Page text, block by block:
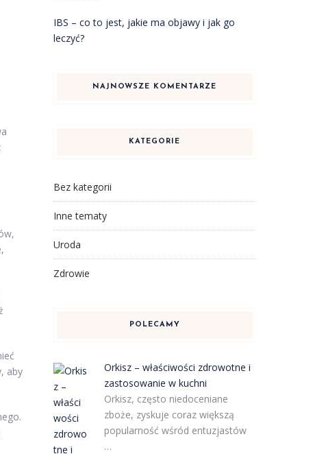
aby
IBS – co to jest, jakie ma objawy i jak go
leczyć?
NAJNOWSZE KOMENTARZE
KATEGORIE
Bez kategorii
Inne tematy
Uroda
Zdrowie
POLECAMY
Orkisz – właściwości zdrowotne i
zastosowanie w kuchni
Orkisz, często niedoceniane
zboże, zyskuje coraz większą
popularność wśród entuzjastów
…